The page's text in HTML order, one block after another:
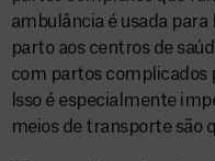
ambulância é usada
parto aos centros de
com partos complicados
Isso é especialmente
meios de transporte são